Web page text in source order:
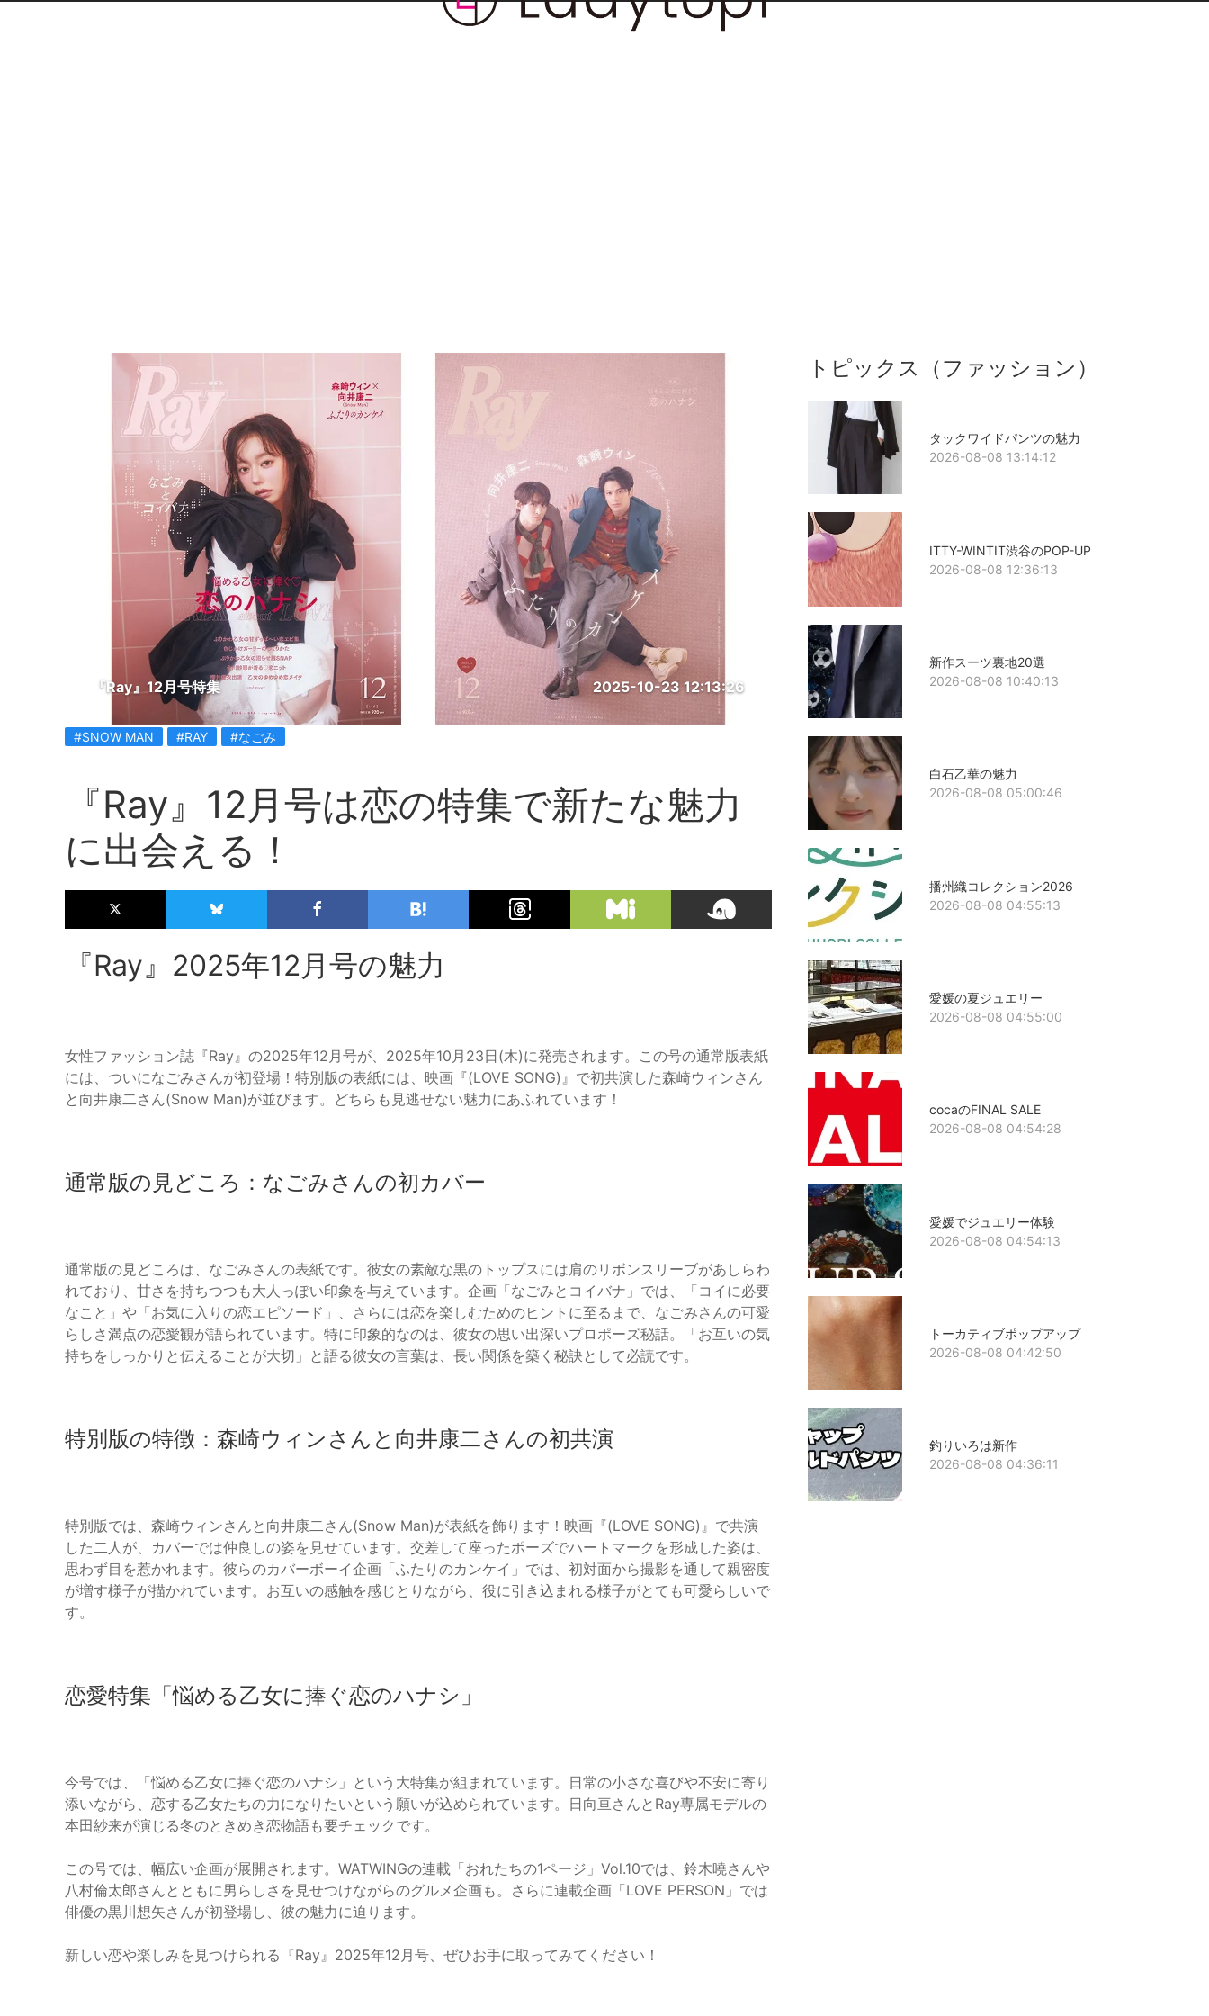
『Ray』12月号特集 2025-10-23 12:13:26
#SNOW MAN #RAY #なごみ
『Ray』12月号は恋の特集で新たな魅力
に出会える！
『Ray』2025年12月号の魅力
女性ファッション誌『Ray』の2025年12月号が、2025年10月23日(木)に発売されます。この号の通常版表紙
には、ついになごみさんが初登場！特別版の表紙には、映画『(LOVE SONG)』で初共演した森崎ウィンさん
と向井康二さん(Snow Man)が並びます。どちらも見逃せない魅力にあふれています！
通常版の見どころ：なごみさんの初カバー
通常版の見どころは、なごみさんの表紙です。彼女の素敵な黒のトップスには肩のリボンスリーブがあしらわ
れており、甘さを持ちつつも大人っぽい印象を与えています。企画「なごみとコイバナ」では、「コイに必要
なこと」や「お気に入りの恋エピソード」、さらには恋を楽しむためのヒントに至るまで、なごみさんの可愛
らしさ満点の恋愛観が語られています。特に印象的なのは、彼女の思い出深いプロポーズ秘話。「お互いの気
持ちをしっかりと伝えることが大切」と語る彼女の言葉は、長い関係を築く秘訣として必読です。
特別版の特徴：森崎ウィンさんと向井康二さんの初共演
特別版では、森崎ウィンさんと向井康二さん(Snow Man)が表紙を飾ります！映画『(LOVE SONG)』で共演
した二人が、カバーでは仲良しの姿を見せています。交差して座ったポーズでハートマークを形成した姿は、
思わず目を惹かれます。彼らのカバーボーイ企画「ふたりのカンケイ」では、初対面から撮影を通して親密度
が増す様子が描かれています。お互いの感触を感じとりながら、役に引き込まれる様子がとても可愛らしいで
す。
恋愛特集「悩める乙女に捧ぐ恋のハナシ」
今号では、「悩める乙女に捧ぐ恋のハナシ」という大特集が組まれています。日常の小さな喜びや不安に寄り
添いながら、恋する乙女たちの力になりたいという願いが込められています。日向亘さんとRay専属モデルの
本田紗来が演じる冬のときめき恋物語も要チェックです。
この号では、幅広い企画が展開されます。WATWINGの連載「おれたちの1ページ」Vol.10では、鈴木曉さんや
八村倫太郎さんとともに男らしさを見せつけながらのグルメ企画も。さらに連載企画「LOVE PERSON」では
俳優の黒川想矢さんが初登場し、彼の魅力に迫ります。
新しい恋や楽しみを見つけられる『Ray』2025年12月号、ぜひお手に取ってみてください！
トピックス（ファッション）
タックワイドパンツの魅力
2026-08-08 13:14:12
ITTY-WINTIT渋谷のPOP-UP
2026-08-08 12:36:13
新作スーツ裏地20選
2026-08-08 10:40:13
白石乙華の魅力
2026-08-08 05:00:46
播州織コレクション2026
2026-08-08 04:55:13
愛媛の夏ジュエリー
2026-08-08 04:55:00
cocaのFINAL SALE
2026-08-08 04:54:28
愛媛でジュエリー体験
2026-08-08 04:54:13
トーカティブポップアップ
2026-08-08 04:42:50
釣りいろは新作
2026-08-08 04:36:11